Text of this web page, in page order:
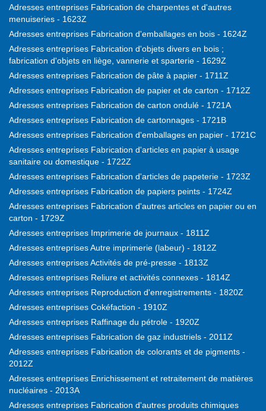
Adresses entreprises Fabrication de charpentes et d'autres
menuiseries - 1623Z
Adresses entreprises Fabrication d'emballages en bois - 1624Z
Adresses entreprises Fabrication d'objets divers en bois ;
fabrication d'objets en liège, vannerie et sparterie - 1629Z
Adresses entreprises Fabrication de pâte à papier - 1711Z
Adresses entreprises Fabrication de papier et de carton - 1712Z
Adresses entreprises Fabrication de carton ondulé - 1721A
Adresses entreprises Fabrication de cartonnages - 1721B
Adresses entreprises Fabrication d'emballages en papier - 1721C
Adresses entreprises Fabrication d'articles en papier à usage
sanitaire ou domestique - 1722Z
Adresses entreprises Fabrication d'articles de papeterie - 1723Z
Adresses entreprises Fabrication de papiers peints - 1724Z
Adresses entreprises Fabrication d'autres articles en papier ou en
carton - 1729Z
Adresses entreprises Imprimerie de journaux - 1811Z
Adresses entreprises Autre imprimerie (labeur) - 1812Z
Adresses entreprises Activités de pré-presse - 1813Z
Adresses entreprises Reliure et activités connexes - 1814Z
Adresses entreprises Reproduction d'enregistrements - 1820Z
Adresses entreprises Cokéfaction - 1910Z
Adresses entreprises Raffinage du pétrole - 1920Z
Adresses entreprises Fabrication de gaz industriels - 2011Z
Adresses entreprises Fabrication de colorants et de pigments -
2012Z
Adresses entreprises Enrichissement et retraitement de matières
nucléaires - 2013A
Adresses entreprises Fabrication d'autres produits chimiques